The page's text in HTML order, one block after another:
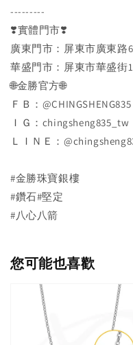
---------
❣️實體門市❣️
廣東門市：屏東市廣東路
華盛門市：屏東市華盛街
🌐金勝官方🌐
ＦＢ：@CHINGSHENG835
ＩＧ：chingsheng835_tw
ＬＩＮＥ：
#金勝珠寶銀樓
#鑽石#堅定
#八心八箭
您可能也喜歡